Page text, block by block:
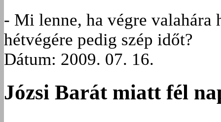
- Mi lenne, ha végre valahára
hétvégére pedig szép időt?
Dátum: 2009. 07. 16.
Józsi Barát miatt fél